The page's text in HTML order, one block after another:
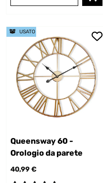
Queensway 60 -
Orologio da parete
40,99 €
USATO